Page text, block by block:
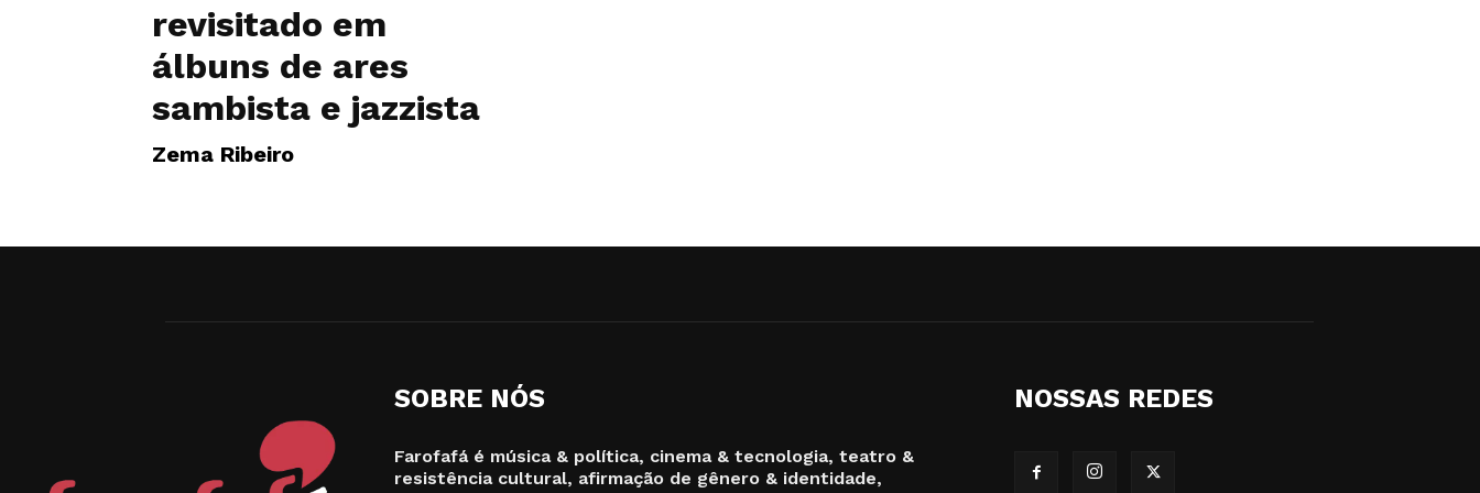
revisitado em
álbuns de ares
sambista e jazzista
Zema Ribeiro
SOBRE NÓS
Farofafá é música & política, cinema & tecnologia, teatro &
resistência cultural, afirmação de gênero & identidade,
NOSSAS REDES